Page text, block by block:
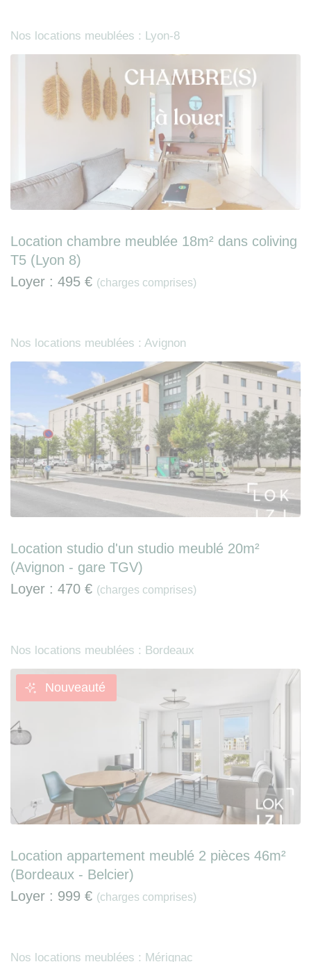
Nos locations meublées : Lyon-8
Location chambre meublée 18m² dans coliving
T5 (Lyon 8)
Loyer : 495 € (charges comprises)
Nos locations meublées : Avignon
Location studio d'un studio meublé 20m²
(Avignon - gare TGV)
Loyer : 470 € (charges comprises)
Nos locations meublées : Bordeaux
Nouveauté
Location appartement meublé 2 pièces 46m²
(Bordeaux - Belcier)
Loyer : 999 € (charges comprises)
Nos locations meublées : Mérignac